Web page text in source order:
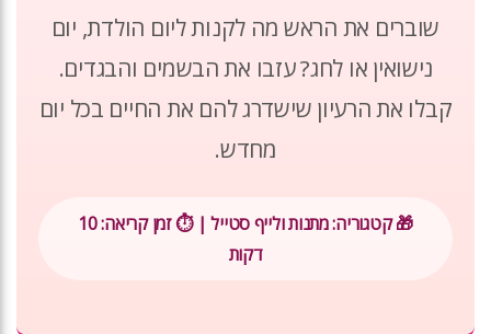
שוברים את הראש מה לקנות ליום הולדת, יום
נישואין או לחג? עזבו את הבשמים והבגדים.
קבלו את הרעיון שישדרג להם את החיים בכל יום
מחדש.
🎁 קטגוריה: מתנות ולייף סטייל | ⏱️ זמן קריאה: 10
דקות